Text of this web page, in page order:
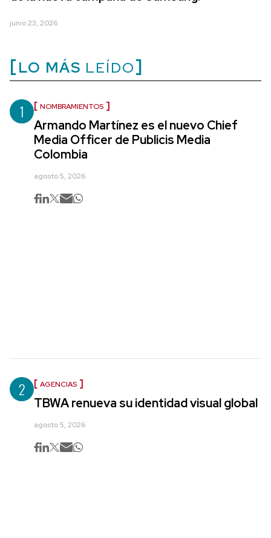
junio 23, 2026
LO MÁS LEÍDO
1 NOMBRAMIENTOS
Armando Martínez es el nuevo Chief
Media Officer de Publicis Media
Colombia
agosto 5, 2026
2 AGENCIAS
TBWA renueva su identidad visual global
agosto 5, 2026